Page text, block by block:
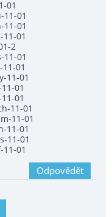
01
01
01
01
2
01
01
11-01
01
01
11-01
11-01
11-01
11-01
01
Odpovědět